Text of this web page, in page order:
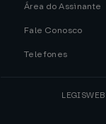
Área do Assinante
Fale Conosco
Telefones